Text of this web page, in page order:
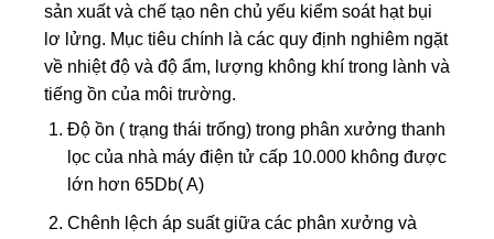
sản xuất và chế tạo nên chủ yếu kiểm soát hạt bụi
lơ lửng. Mục tiêu chính là các quy định nghiêm ngặt
về nhiệt độ và độ ẩm, lượng không khí trong lành và
tiếng ồn của môi trường.
Độ ồn ( trạng thái trống) trong phân xưởng thanh
lọc của nhà máy điện tử cấp 10.000 không được
lớn hơn 65Db( A)
Chênh lệch áp suất giữa các phân xưởng và